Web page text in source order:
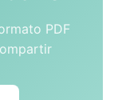
PDF